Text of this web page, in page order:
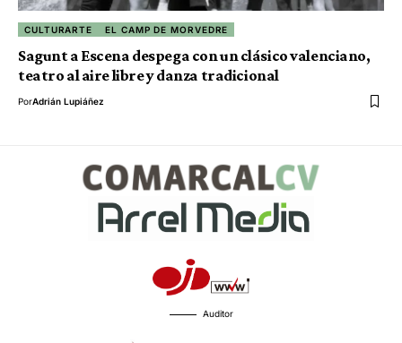
CULTURARTE EL CAMP DE MORVEDRE
Sagunt a Escena despega con un clásico valenciano,
teatro al aire libre y danza tradicional
PorAdrián Lupiáñez
Auditor